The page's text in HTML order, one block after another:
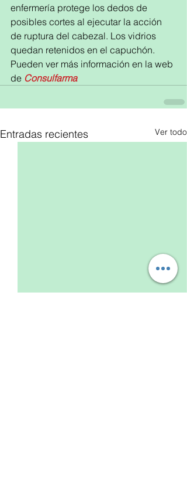
enfermería protege los dedos de
posibles cortes al ejecutar la acción
de ruptura del cabezal. Los vidrios
quedan retenidos en el capuchón.
Pueden ver más información en la web
de Consulfarma
Entradas recientes Ver todo